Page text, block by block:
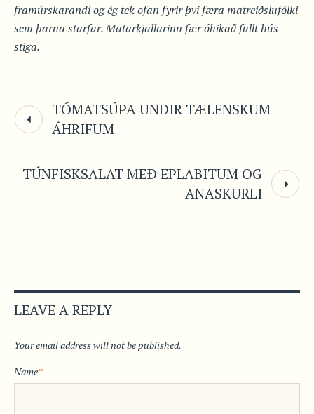
framúrskarandi og ég tek ofan fyrir því færa matreiðslufólki
sem þarna starfar. Matarkjallarinn fær óhikað fullt hús
stiga.
TÓMATSÚPA UNDIR TÆLENSKUM
ÁHRIFUM
TÚNFISKSALAT MEÐ EPLABITUM OG
ANASKURLI
LEAVE A REPLY
Your email address will not be published.
Name*